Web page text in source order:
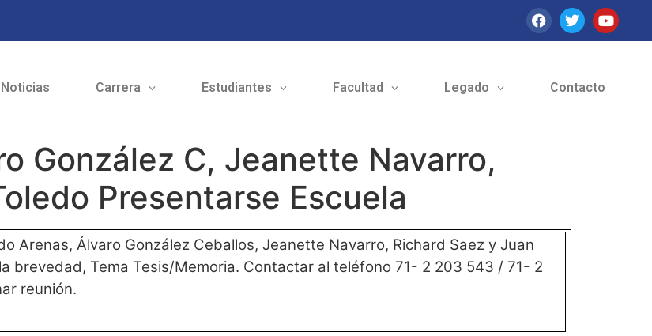
Noticias Carrera Estudiantes Facultad Legado Contacto
González C, Jeanette Navarro,
Presentarse Escuela
Arenas, Álvaro González Ceballos, Jeanette Navarro, Richard Saez y Juan
brevedad, Tema Tesis/Memoria. Contactar al teléfono 71- 2 203 543 / 71- 2
reunión.